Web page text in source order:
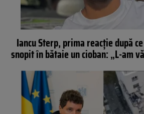
Iancu Sterp, prima reacție după
snopit în bătaie un cioban: „L-am